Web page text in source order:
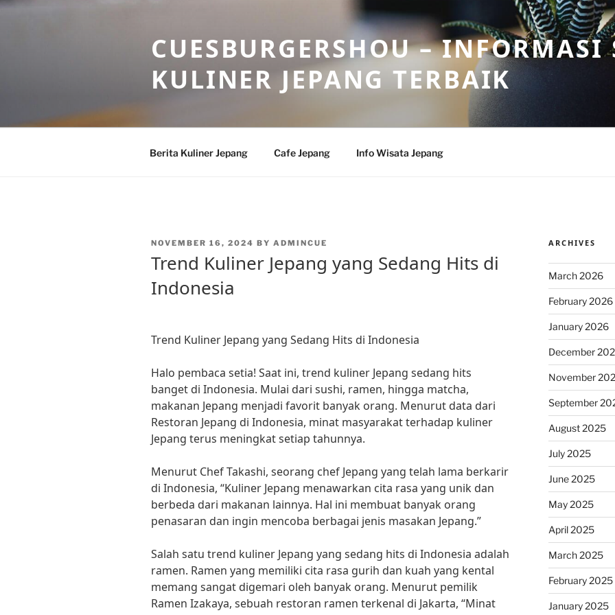
Skip
CUESBURGERSHOU – INFORMASI
KULINER JEPANG TERBAIK
Berita Kuliner Jepang Cafe Jepang Info Wisata Jepang
POSTED
NOVEMBER 16, 2024 BY ADMINCUE
Trend Kuliner Jepang yang Sedang Hits di
Indonesia
Trend Kuliner Jepang yang Sedang Hits di Indonesia
Halo pembaca setia! Saat ini, trend kuliner Jepang sedang hits
banget di Indonesia. Mulai dari sushi, ramen, hingga matcha,
makanan Jepang menjadi favorit banyak orang. Menurut data dari
Restoran Jepang di Indonesia, minat masyarakat terhadap kuliner
Jepang terus meningkat setiap tahunnya.
Menurut Chef Takashi, seorang chef Jepang yang telah lama berkarir
di Indonesia, “Kuliner Jepang menawarkan cita rasa yang unik dan
berbeda dari makanan lainnya. Hal ini membuat banyak orang
penasaran dan ingin mencoba berbagai jenis masakan Jepang.”
Salah satu trend kuliner Jepang yang sedang hits di Indonesia adalah
ramen. Ramen yang memiliki cita rasa gurih dan kuah yang kental
memang sangat digemari oleh banyak orang. Menurut pemilik
Ramen Izakaya, sebuah restoran ramen terkenal di Jakarta, “Minat
ARCHIVES
March 2026
February 2026
January 2026
December
November
September
August 2025
July 2025
June 2025
May 2025
April 2025
March 2025
February 2025
January 2025